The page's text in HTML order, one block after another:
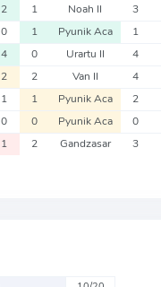
2 1 Noah II 3
0 1 Pyunik Aca 1
4 0 Urartu II 4
2 2 Van II 4
1 1 Pyunik Aca 2
0 0 Pyunik Aca 0
1 2 Gandzasar 3